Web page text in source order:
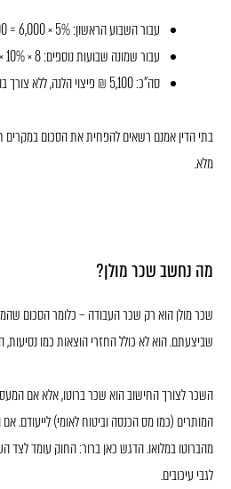
עבור השבוע הראשון: 5% × 6,000 = 300 ₪.
עבור שמונה שבועות נוספים: 8 × 10% × 6,000 = 4,800 ₪.
סה"כ: 5,100 ₪ פיצוי הלנה, ללא צורך בהוכחת נזק.
בתי הדין אמנם רשאים להפחית את הסכום במקרים
מלא.
מה נחשב שכר מולן?
שכר מולן הוא רק שכר העבודה – כלומר הסכום
שביצעתם. הוא לא כולל החזרי הוצאות כמו נסיעות,
השכר לצורך החישוב הוא שכר ברוטו, אלא אם
המותרים (כמו מס הכנסה וביטוח לאומי) לייעודם.
מהברוטו במלואו. הדגש כאן ברור: החוק עומד לצד
לגבי עיכובים.